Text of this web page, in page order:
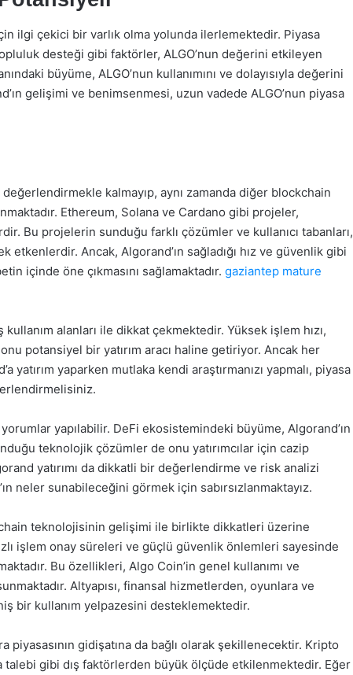
için ilgi çekici bir varlık olma yolunda ilerlemektedir. Piyasa
desteği gibi faktörler, ALGO’nun değerini etkileyen
büyüme, ALGO’nun kullanımını ve dolayısıyla değerini
gelişimi ve benimsenmesi, uzun vadede ALGO’nun piyasa
kalmayıp, aynı zamanda diğer blockchain
Ethereum, Solana ve Cardano gibi projeler,
Bu projelerin sunduğu farklı çözümler ve kullanıcı tabanları,
etkenlerdir. Ancak, Algorand’ın sağladığı hız ve güvenlik gibi
içinde öne çıkmasını sağlamaktadır. gaziantep mature
alanları ile dikkat çekmektedir. Yüksek işlem hızı,
potansiyel bir yatırım aracı haline getiriyor. Ancak her
yatırım yaparken mutlaka kendi araştırmanızı yapmalı, piyasa
yapılabilir. DeFi ekosistemindeki büyüme, Algorand’ın
teknolojik çözümler de onu yatırımcılar için cazip
yatırımı da dikkatli bir değerlendirme ve risk analizi
neler sunabileceğini görmek için sabırsızlanmaktayız.
teknolojisinin gelişimi ile birlikte dikkatleri üzerine
işlem onay süreleri ve güçlü güvenlik önlemleri sayesinde
Bu özellikleri, Algo Coin’in genel kullanımı ve
Altyapısı, finansal hizmetlerden, oyunlara ve
bir kullanım yelpazesini desteklemektedir.
piyasasının gidişatına da bağlı olarak şekillenecektir. Kripto
gibi dış faktörlerden büyük ölçüde etkilenmektedir. Eğer